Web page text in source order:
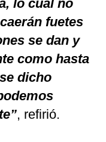
lo cual no
fuetes
se dan y
como hasta
dicho
, refirió.